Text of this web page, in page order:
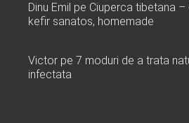
Dinu Emil pe Ciuperca tibetana –
kefir sanatos, homemade
Victor pe 7 moduri de a trata
infectata